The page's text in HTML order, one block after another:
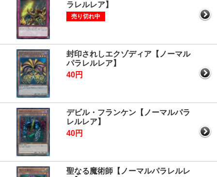
ラレルレア】
売り切れ中
封印されしエクゾディア【ノーマル
パラレルレア】
40円
デビル・フランケン【ノーマルパラ
レルレア】
40円
聖なる魔術師【ノーマルパラレルレ